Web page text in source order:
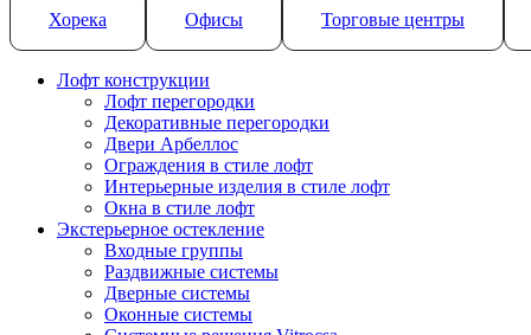
Хорека Офисы Торговые центры
Лофт конструкции
Лофт перегородки
Декоративные перегородки
Двери Арбеллос
Ограждения в стиле лофт
Интерьерные изделия в стиле лофт
Окна в стиле лофт
Экстерьерное остекление
Входные группы
Раздвижные системы
Дверные системы
Оконные системы